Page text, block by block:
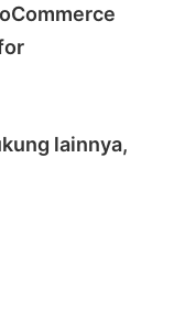
lainnya,